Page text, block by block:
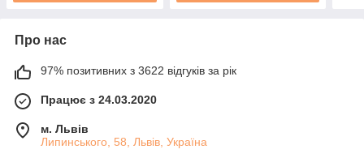
Про нас
97% позитивних з 3622 відгуків за рік
Працює з 24.03.2020
м. Львів
Липинського, 58, Львів, Україна